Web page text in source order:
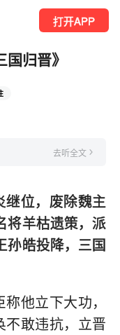
打开APP
归晋》
去听全文
继位，废除魏主
将羊枯遗策，派
孙皓投降，三国
他立下大功，
不敢违抗，立晋